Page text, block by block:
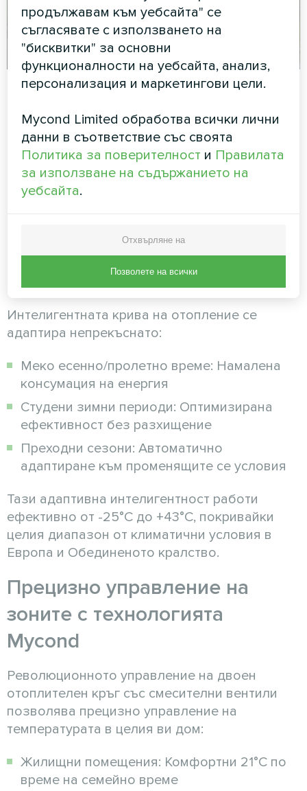
реагиращо на
метеорологичните условия
Термопомпите BeeSmart
оптималните температури на отоплителната
вода въз основа на външните условия в
различни европейски климатични условия.
Интелигентната крива на отопление се
адаптира непрекъснато:
Меко есенно/пролетно време: Намалена
консумация на енергия
Студени зимни периоди: Оптимизирана
ефективност без разхищение
Преходни сезони: Автоматично
адаптиране към променящите се условия
Тази адаптивна интелигентност работи
ефективно от -25°C до +43°C, покривайки
целия диапазон от климатични условия в
Европа и Обединеното кралство.
Прецизно управление на
зоните с технологията
Mycond
Революционното управление на двоен
отоплителен кръг със смесителни вентили
позволява прецизно управление на
температурата в целия ви дом:
Жилищни помещения: Комфортни 21°C по
време на семейно време
продължавам към уебсайта" се
съгласявате с използването на
"бисквитки" за основни
функционалности на уебсайта, анализ,
персонализация и маркетингови цели.
Mycond Limited обработва всички лични
данни в съответствие със своята
Политика за поверителност и Правилата
за използване на съдържанието на
уебсайта.
Отхвърляне на
Позволете на всички